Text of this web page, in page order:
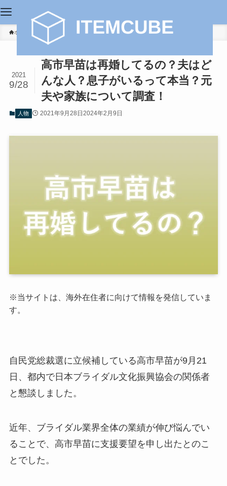
ホーム
高市早苗は再婚してるの？夫はど
んな人？息子がいるって本当？元
夫や家族について調査！
2021
9/28
人物 2021年9月28日 2024年2月9日
※当サイトは、海外在住者に向けて情報を発信していま
す。
自民党総裁選に立候補している高市早苗が9月21
日、都内で日本ブライダル文化振興協会の関係者
と懇談しました。
近年、ブライダル業界全体の業績が伸び悩んでい
ることで、高市早苗に支援要望を申し出たとのこ
とでした。